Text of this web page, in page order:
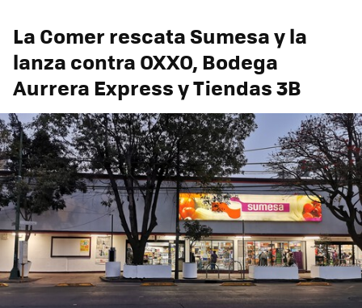
La Comer rescata Sumesa y la
lanza contra OXXO, Bodega
Aurrera Express y Tiendas 3B